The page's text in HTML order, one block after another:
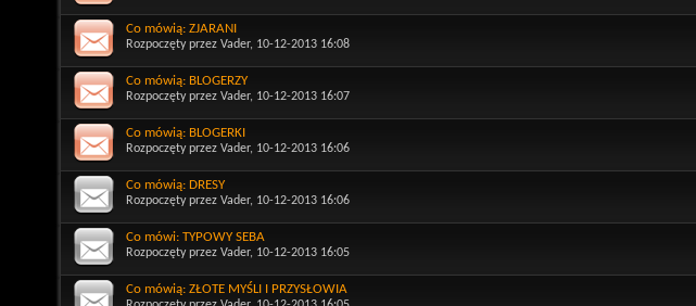
Co mówią: ZJARANI
Rozpoczęty przez Vader, 10-12-2013 16:08
Co mówią: BLOGERZY
Rozpoczęty przez Vader, 10-12-2013 16:07
Co mówią: BLOGERKI
Rozpoczęty przez Vader, 10-12-2013 16:06
Co mówią: DRESY
Rozpoczęty przez Vader, 10-12-2013 16:06
Co mówi: TYPOWY SEBA
Rozpoczęty przez Vader, 10-12-2013 16:05
Co mówią: ZŁOTE MYŚLI I PRZYSŁOWIA